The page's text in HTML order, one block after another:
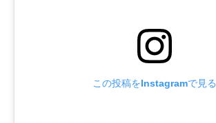
この投稿をInstagramで見る